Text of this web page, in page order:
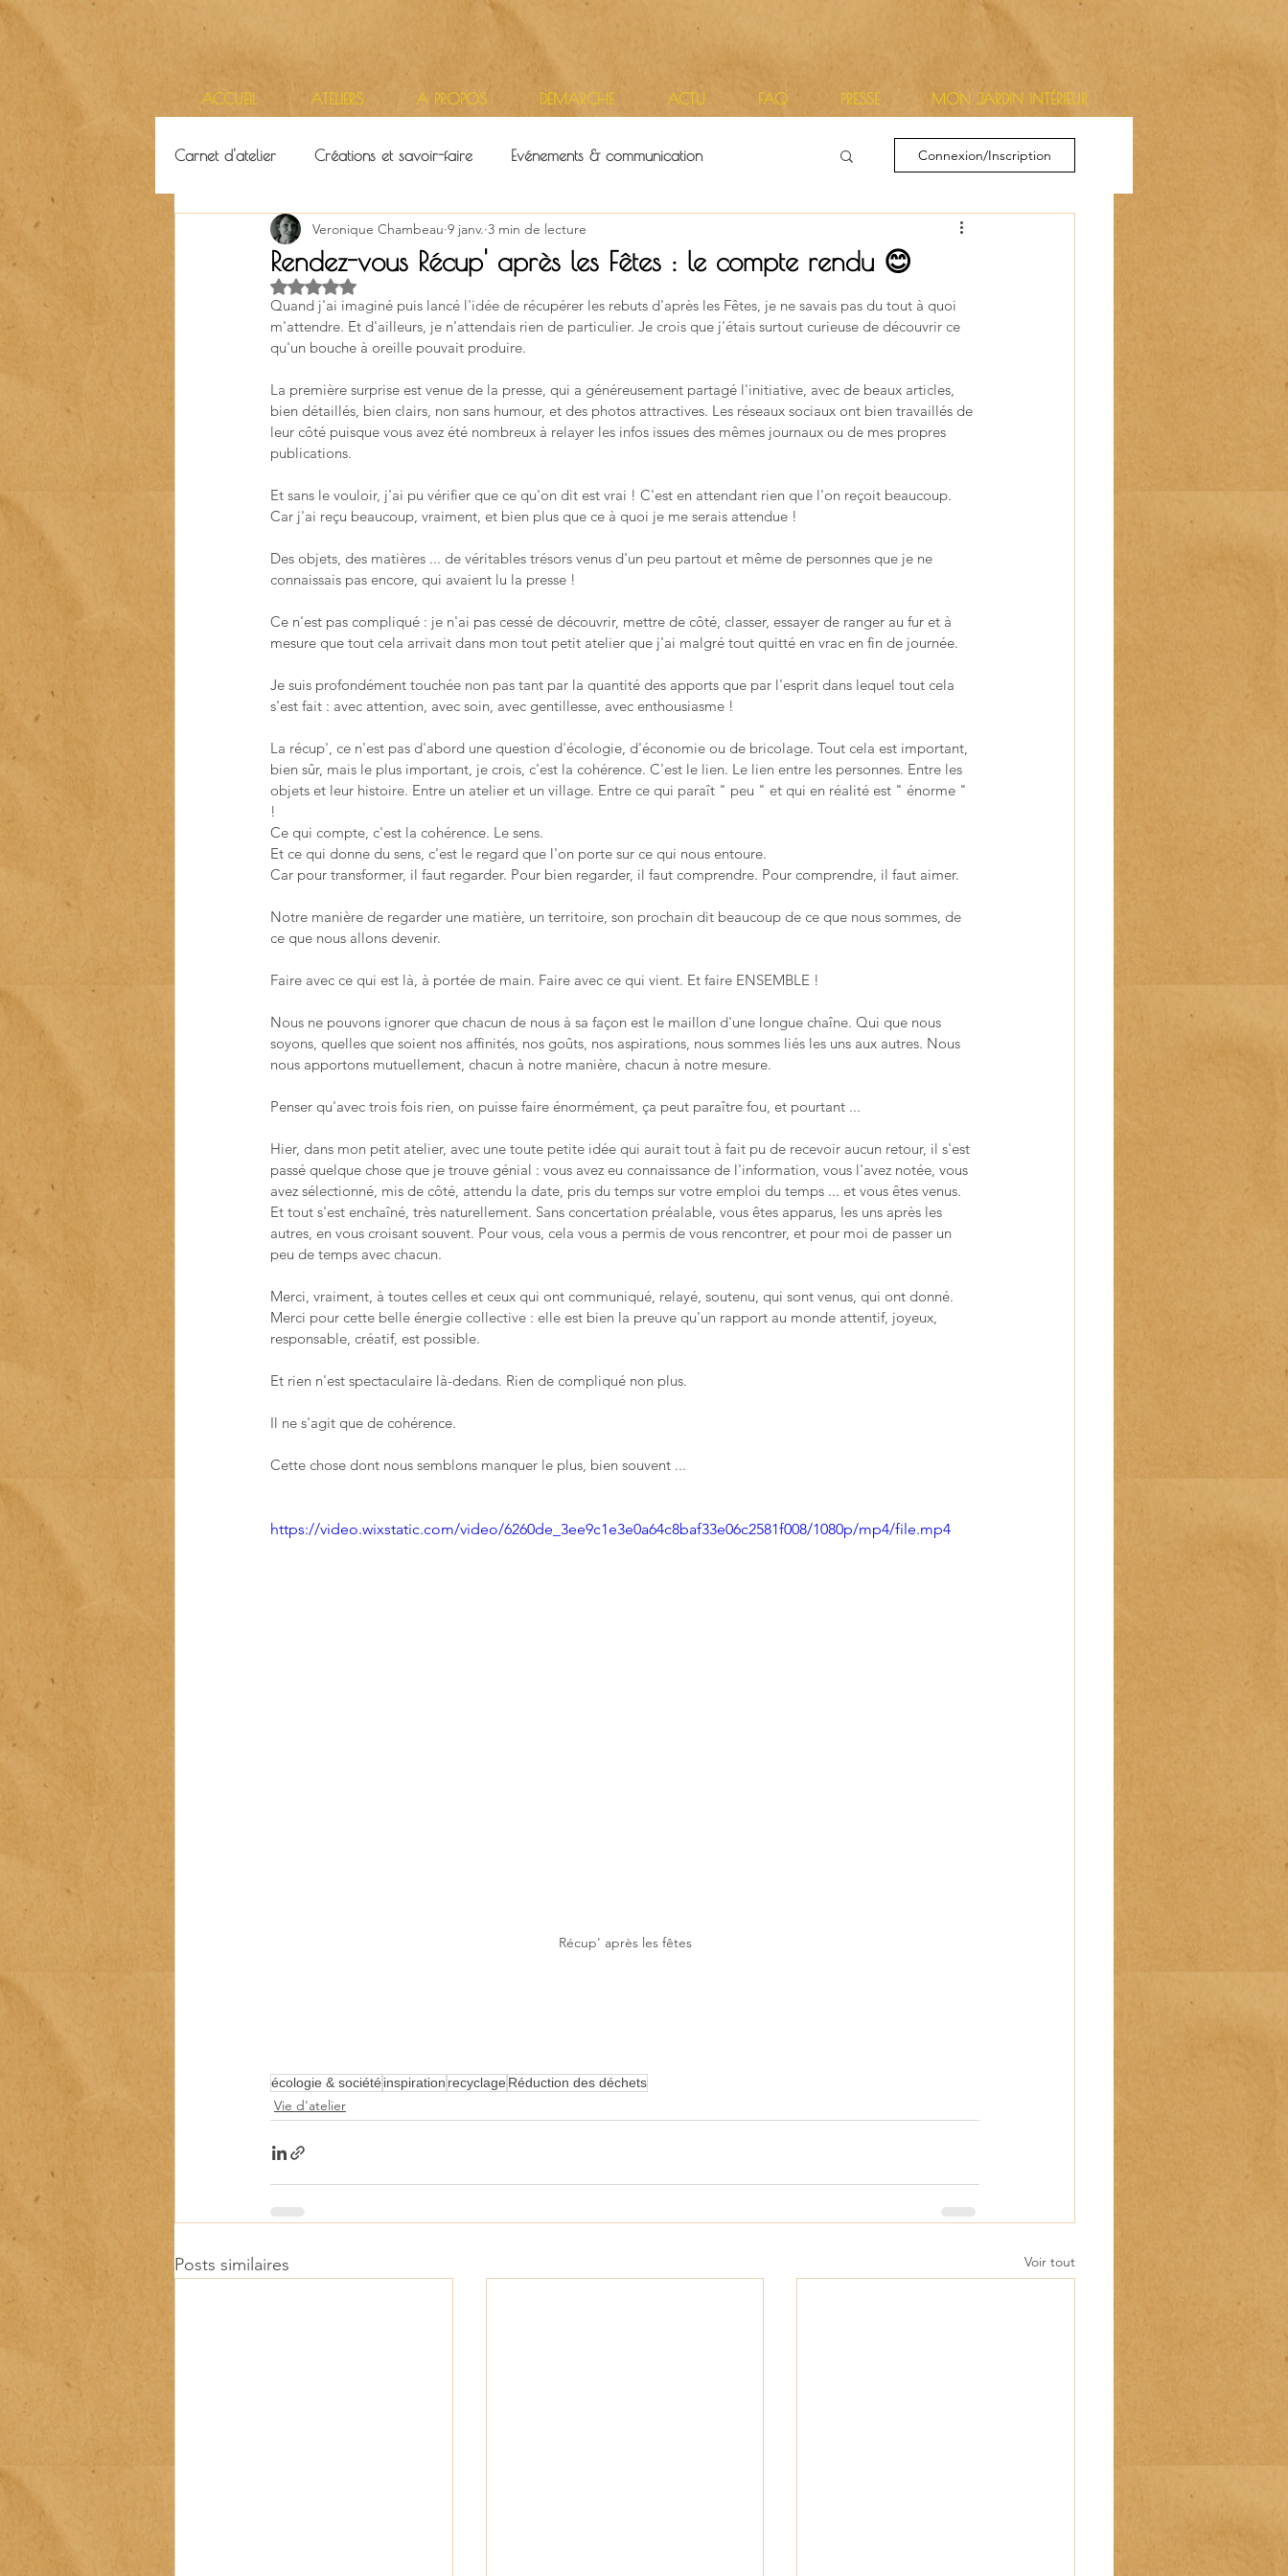
Carnet d'atelier Créations et savoir-faire Evénements & communication
Ressources & ambiance Territoires Vie d'atelier
Connexion/Inscription
Rendez-vous Récup' après les Fêtes : le compte rendu 😊
Veronique Chambeau 9 janv. 3 min de lecture
Noté NaN étoiles sur 5.
Quand j'ai imaginé puis lancé l'idée de récupérer les rebuts d'après les Fêtes, je ne savais pas du tout à quoi
m'attendre. Et d'ailleurs, je n'attendais rien de particulier. Je crois que j'étais surtout curieuse de découvrir ce
qu'un bouche à oreille pouvait produire.
La première surprise est venue de la presse, qui a généreusement partagé l'initiative, avec de beaux articles,
bien détaillés, bien clairs, non sans humour, et des photos attractives. Les réseaux sociaux ont bien travaillés de
leur côté puisque vous avez été nombreux à relayer les infos issues des mêmes journaux ou de mes propres
publications.
Et sans le vouloir, j'ai pu vérifier que ce qu'on dit est vrai ! C'est en attendant rien que l'on reçoit beaucoup.
Car j'ai reçu beaucoup, vraiment, et bien plus que ce à quoi je me serais attendue !
Des objets, des matières ... de véritables trésors venus d'un peu partout et même de personnes que je ne
connaissais pas encore, qui avaient lu la presse !
Ce n'est pas compliqué : je n'ai pas cessé de découvrir, mettre de côté, classer, essayer de ranger au fur et à
mesure que tout cela arrivait dans mon tout petit atelier que j'ai malgré tout quitté en vrac en fin de journée.
Je suis profondément touchée non pas tant par la quantité des apports que par l'esprit dans lequel tout cela
s'est fait : avec attention, avec soin, avec gentillesse, avec enthousiasme !
La récup', ce n'est pas d'abord une question d'écologie, d'économie ou de bricolage. Tout cela est important,
bien sûr, mais le plus important, je crois, c'est la cohérence. C'est le lien. Le lien entre les personnes. Entre les
objets et leur histoire. Entre un atelier et un village. Entre ce qui paraît " peu " et qui en réalité est " énorme "
!
Ce qui compte, c'est la cohérence. Le sens.
Et ce qui donne du sens, c'est le regard que l'on porte sur ce qui nous entoure.
Car pour transformer, il faut regarder. Pour bien regarder, il faut comprendre. Pour comprendre, il faut aimer.
Notre manière de regarder une matière, un territoire, son prochain dit beaucoup de ce que nous sommes, de
ce que nous allons devenir.
Faire avec ce qui est là, à portée de main. Faire avec ce qui vient. Et faire ENSEMBLE !
Nous ne pouvons ignorer que chacun de nous à sa façon est le maillon d'une longue chaîne. Qui que nous
soyons, quelles que soient nos affinités, nos goûts, nos aspirations, nous sommes liés les uns aux autres. Nous
nous apportons mutuellement, chacun à notre manière, chacun à notre mesure.
Penser qu'avec trois fois rien, on puisse faire énormément, ça peut paraître fou, et pourtant ...
Hier, dans mon petit atelier, avec une toute petite idée qui aurait tout à fait pu de recevoir aucun retour, il s'est
passé quelque chose que je trouve génial : vous avez eu connaissance de l'information, vous l'avez notée, vous
avez sélectionné, mis de côté, attendu la date, pris du temps sur votre emploi du temps ... et vous êtes venus.
Et tout s'est enchaîné, très naturellement. Sans concertation préalable, vous êtes apparus, les uns après les
autres, en vous croisant souvent. Pour vous, cela vous a permis de vous rencontrer, et pour moi de passer un
peu de temps avec chacun.
Merci, vraiment, à toutes celles et ceux qui ont communiqué, relayé, soutenu, qui sont venus, qui ont donné.
Merci pour cette belle énergie collective : elle est bien la preuve qu'un rapport au monde attentif, joyeux,
responsable, créatif, est possible.
Et rien n'est spectaculaire là-dedans. Rien de compliqué non plus.
Il ne s'agit que de cohérence.
Cette chose dont nous semblons manquer le plus, bien souvent ...
https://video.wixstatic.com/video/6260de_3ee9c1e3e0a64c8baf33e06c2581f008/1080p/mp4/file.mp4
Récup' après les fêtes
écologie & société inspiration recyclage Réduction des déchets
Vie d'atelier
Posts similaires Voir tout
ACCUEIL ATELIERS A PROPOS DEMARCHE ACTU FAQ PRESSE MON JARDIN INTÉRIEUR